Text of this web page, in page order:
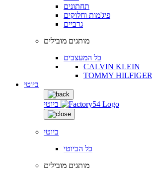
תחתונים
פיג'מות וחלוקים
גרביים
מותגים מובילים
כל המעצבים
CALVIN KLEIN
TOMMY HILFIGER
ביוטי
ביוטי
ביוטי
כל הביוטי
מותגים מובילים